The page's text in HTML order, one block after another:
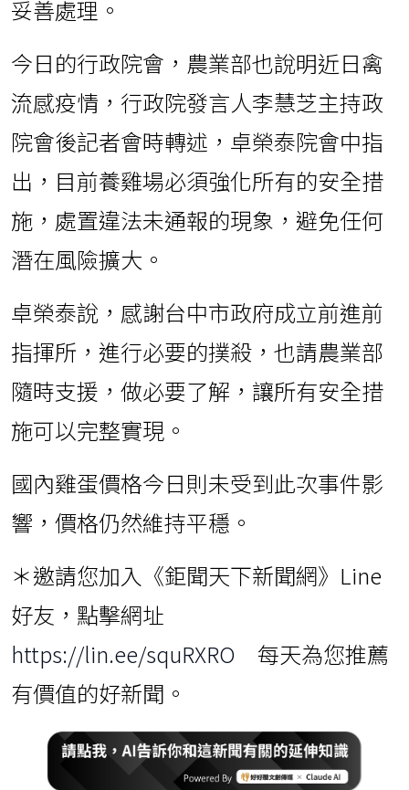
妥善處理。
今日的行政院會，農業部也說明近日禽
流感疫情，行政院發言人李慧芝主持政
院會後記者會時轉述，卓榮泰院會中指
出，目前養雞場必須強化所有的安全措
施，處置違法未通報的現象，避免任何
潛在風險擴大。
卓榮泰說，感謝台中市政府成立前進前
指揮所，進行必要的撲殺，也請農業部
隨時支援，做必要了解，讓所有安全措
施可以完整實現。
國內雞蛋價格今日則未受到此次事件影
響，價格仍然維持平穩。
＊邀請您加入《鉅聞天下新聞網》Line
好友，點擊網址
https://lin.ee/squRXRO 每天為您推薦
有價值的好新聞。